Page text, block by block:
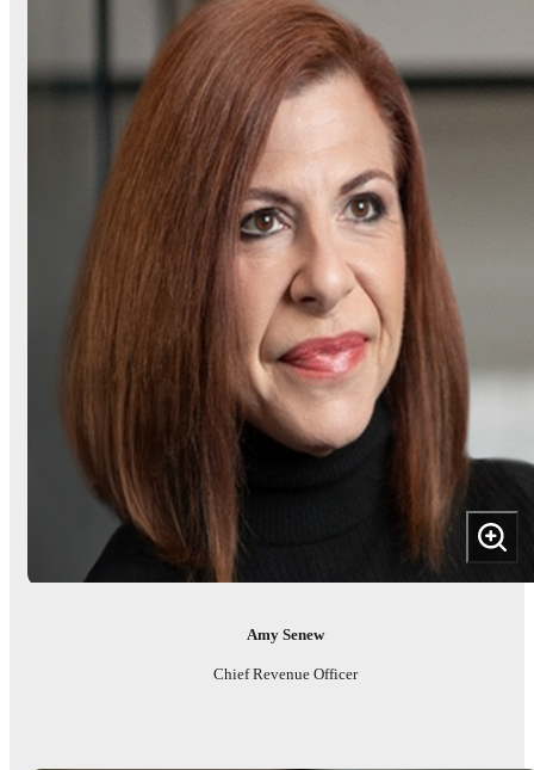
Amy Senew
Chief Revenue Officer